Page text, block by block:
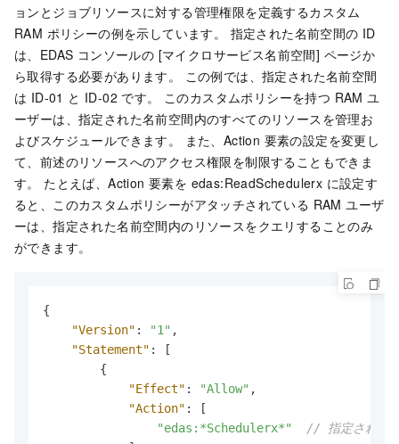
ョンとジョブリソースに対する管理権限を定義するカスタム
RAM ポリシーの例を示しています。 指定された名前空間の ID
は、EDAS コンソールの [マイクロサービス名前空間] ページか
ら取得する必要があります。 この例では、指定された名前空間
は ID-01 と ID-02 です。 このカスタムポリシーを持つ RAM ユ
ーザーは、指定された名前空間内のすべてのリソースを管理お
よびスケジュールできます。 また、Action 要素の設定を変更し
て、前述のリソースへのアクセス権限を制限することもできま
す。 たとえば、Action 要素を edas:ReadSchedulerx に設定す
ると、このカスタムポリシーがアタッチされている RAM ユーザ
ーは、指定された名前空間内のリソースをクエリすることのみ
ができます。
{
"Version" : "1" ,
"Statement" :
[
{
"Effect" : "Allow" ,
"Action" :
[
"edas:*Schedulerx*"
// 指定された